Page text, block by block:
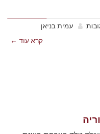
עמית בניאן
קרא עוד ←